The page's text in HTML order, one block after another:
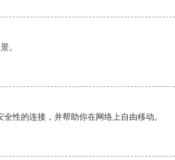
。
性的连接，并帮助你在网络上自由移动。